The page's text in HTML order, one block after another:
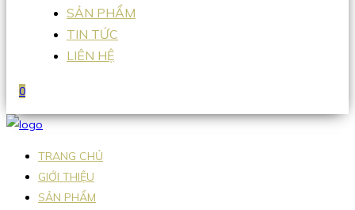
SẢN PHẨM
TIN TỨC
LIÊN HỆ
0
TRANG CHỦ
GIỚI THIỆU
SẢN PHẨM